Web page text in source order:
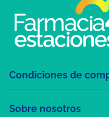
Condiciones de
Sobre nosotros